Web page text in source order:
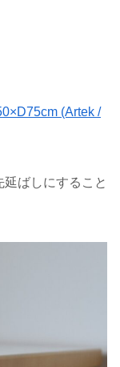
(Artek /
ばしにすること